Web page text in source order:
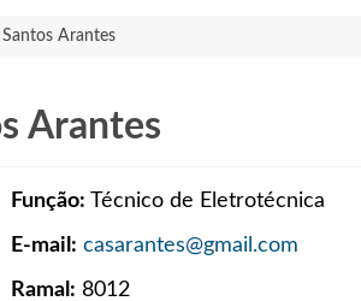
Arantes
Arantes
Função: Técnico de Eletrotécnica
E-mail: casarantes@gmail.com
Ramal: 8012